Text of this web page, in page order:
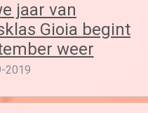
jaar van
Gioia begint
weer
2019